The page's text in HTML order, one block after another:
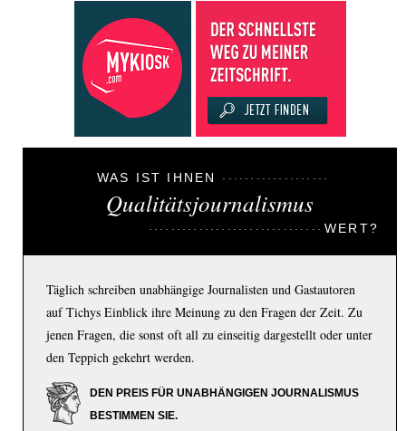
WAS IST IHNEN
Qualitätsjournalismus
WERT?
Täglich schreiben unabhängige Journalisten und Gastautoren
auf Tichys Einblick ihre Meinung zu den Fragen der Zeit. Zu
jenen Fragen, die sonst oft all zu einseitig dargestellt oder unter
den Teppich gekehrt werden.
DEN PREIS FÜR UNABHÄNGIGEN JOURNALISMUS
BESTIMMEN SIE.